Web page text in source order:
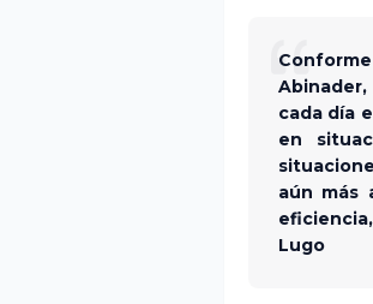
cada día
en
aún más
Lugo